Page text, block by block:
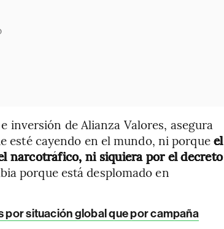
inversión de Alianza Valores, asegura
esté cayendo en el mundo, ni porqueel
narcotráfico, ni siquiera por el decreto
porque está desplomado en
por situación global que por campaña